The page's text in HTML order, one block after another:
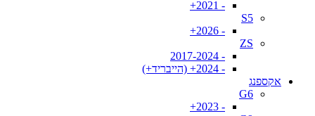
- 2021+
S5
- 2026+
ZS
- 2017-2024
- 2024+ (הייבריד+)
אקספנג
G6
- 2023+